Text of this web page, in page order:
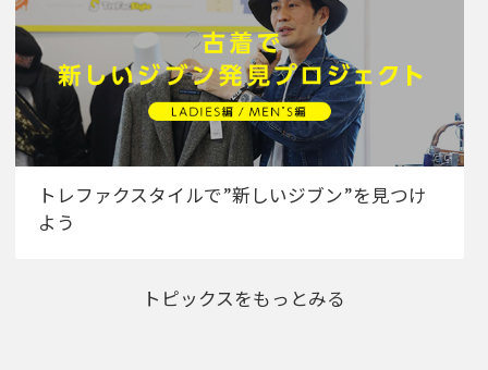
トレファクスタイルで”新しいジブン”を見つけ
よう
トピックスをもっとみる